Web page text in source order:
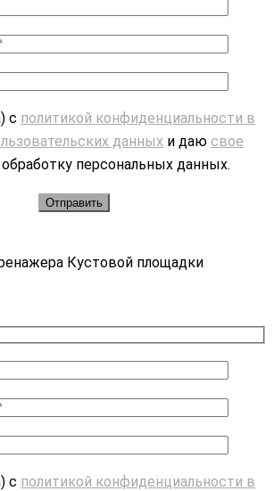
с политикой конфиденциальности в
данных и даю свое
обработку персональных данных.
Кустовой площадки
с политикой конфиденциальности в